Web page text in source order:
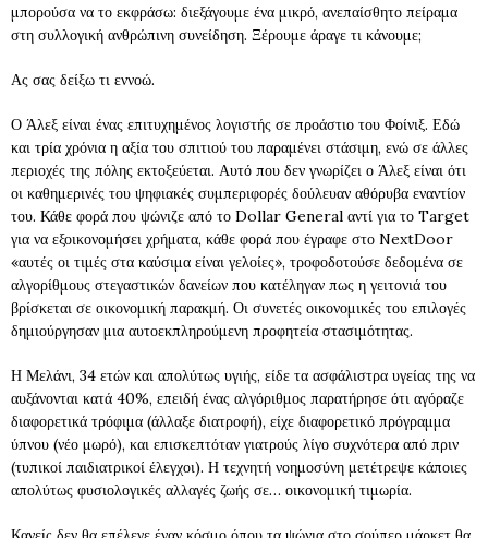
μπορούσα να το εκφράσω: διεξάγουμε ένα μικρό, ανεπαίσθητο πείραμα
στη συλλογική ανθρώπινη συνείδηση. Ξέρουμε άραγε τι κάνουμε;
Ας σας δείξω τι εννοώ.
Ο Άλεξ είναι ένας επιτυχημένος λογιστής σε προάστιο του Φοίνιξ. Εδώ
και τρία χρόνια η αξία του σπιτιού του παραμένει στάσιμη, ενώ σε άλλες
περιοχές της πόλης εκτοξεύεται. Αυτό που δεν γνωρίζει ο Άλεξ είναι ότι
οι καθημερινές του ψηφιακές συμπεριφορές δούλευαν αθόρυβα εναντίον
του. Κάθε φορά που ψώνιζε από το Dollar General αντί για το Target
για να εξοικονομήσει χρήματα, κάθε φορά που έγραφε στο NextDoor
«αυτές οι τιμές στα καύσιμα είναι γελοίες», τροφοδοτούσε δεδομένα σε
αλγορίθμους στεγαστικών δανείων που κατέληγαν πως η γειτονιά του
βρίσκεται σε οικονομική παρακμή. Οι συνετές οικονομικές του επιλογές
δημιούργησαν μια αυτοεκπληρούμενη προφητεία στασιμότητας.
Η Μελάνι, 34 ετών και απολύτως υγιής, είδε τα ασφάλιστρα υγείας της να
αυξάνονται κατά 40%, επειδή ένας αλγόριθμος παρατήρησε ότι αγόραζε
διαφορετικά τρόφιμα (άλλαξε διατροφή), είχε διαφορετικό πρόγραμμα
ύπνου (νέο μωρό), και επισκεπτόταν γιατρούς λίγο συχνότερα από πριν
(τυπικοί παιδιατρικοί έλεγχοι). Η τεχνητή νοημοσύνη μετέτρεψε κάποιες
απολύτως φυσιολογικές αλλαγές ζωής σε… οικονομική τιμωρία.